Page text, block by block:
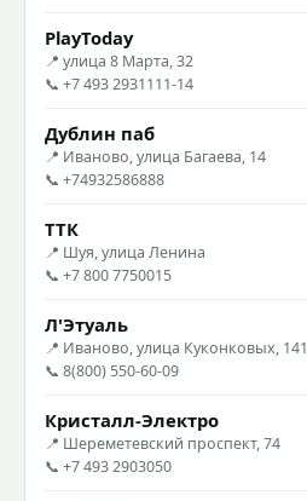
PlayToday
📍 улица 8 Марта, 32
📞 +7 493 2931111-14
Дублин паб
📍 Иваново, улица Багаева, 14
📞 +74932586888
ТТК
📍 Шуя, улица Ленина
📞 +7 800 7750015
Л'Этуаль
📍 Иваново, улица Куконковых, 141
📞 8(800) 550-60-09
Кристалл-Электро
📍 Шереметевский проспект, 74
📞 +7 493 2903050